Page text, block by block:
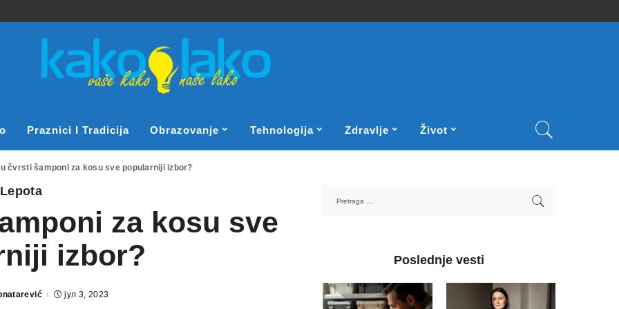
Praznici I Tradicija Obrazovanje Tehnologija Zdravlje Život
čvrsti šamponi za kosu sve popularniji izbor?
Lepota
za kosu sve
izbor?
јул 3, 2023
Poslednje vesti